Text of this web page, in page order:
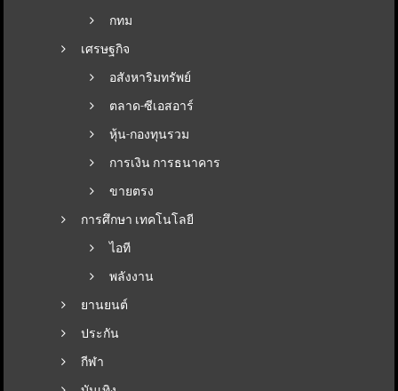
กทม
เศรษฐกิจ
อสังหาริมทรัพย์
ตลาด-ซีเอสอาร์
หุ้น-กองทุนรวม
การเงิน การธนาคาร
ขายตรง
การศึกษา เทคโนโลยี
ไอที
พลังงาน
ยานยนต์
ประกัน
กีฬา